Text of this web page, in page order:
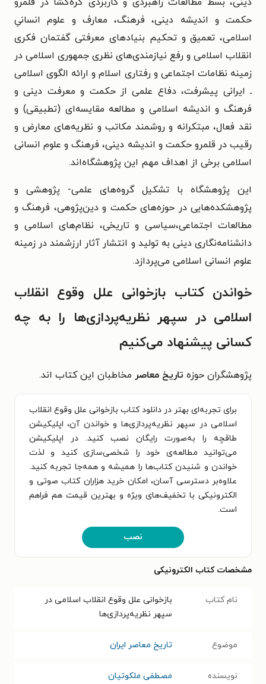
حکمت و اندیشه‌ دینی، فرهنگ، معارف و علوم انسانیِ
اسلامی، تعمیق و تحکیم بنیادهای معرفتی گفتمان فکری
انقلاب اسلامی و رفع نیازمندی‌های نظری جمهوری اسلامی در
زمینه‌ نظامات اجتماعی و رفتاری اسلام و ارائه‌ الگوی اسلامی
ـ ایرانی پیشرفت، دفاع علمی از حکمت و معرفت دینی و
فرهنگ و اندیشه‌ اسلامی و مطالعه‌ مقایسه‌ای (تطبیقی) و
نقد فعال، مبتکرانه و روشمند مکاتب و نظریه‌های معارض و
رقیب در قلمرو حکمت و اندیشه‌ دینی، فرهنگ و علوم انسانی
اسلامی برخی از اهداف مهم این پژوهشگاه‌اند.
این پژوهشگاه با تشکیل گروه‌های علمی- پژوهشی و
پژوهشکده‌هایی در حوزه‌های حکمت و دین‌پژوهی، فرهنگ و
مطالعات اجتماعی،سیاسی و تاریخی، نظام‌های اسلامی و
دانشنامه‌نگاری دینی به تولید و انتشار آثار ارزشمند در زمینه
علوم انسانی اسلامی می‌پردازد.
خواندن کتاب بازخوانی علل وقوع انقلاب
اسلامی در سپهر نظریه‌پردازی‌ها را به چه
کسانی پیشنهاد می‌کنیم
پژوهشگران حوزه تاریخ معاصر مخاطبان این کتاب اند.
برای تجربه‌ای بهتر در دانلود کتاب بازخوانی علل وقوع انقلاب
اسلامی در سپهر نظریه‌پردازی‌ها و خواندن آن، اپلیکیشن
طاقچه را به‌صورت رایگان نصب کنید. در اپلیکیشن
می‌توانید مطالعه‌ی خود را شخصی‌سازی کنید و لذت
خواندن و شنیدن کتاب‌ها را همیشه و همه‌جا تجربه کنید.
علاوه‌بر دسترسی آسان، امکان خرید هزاران کتاب صوتی و
الکترونیکی با تخفیف‌های ویژه و بهترین قیمت هم فراهم
است.
نصب
مشخصات کتاب الکترونیکی
نام کتاب
بازخوانی علل وقوع انقلاب اسلامی در
سپهر نظریه‌پردازی‌ها
موضوع تاریخ معاصر ایران
نویسنده مصطفی ملکوتیان